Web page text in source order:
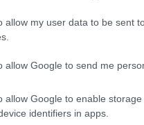
allow my user data to be sent
allow Google to send me
allow Google to enable
identifiers in apps.